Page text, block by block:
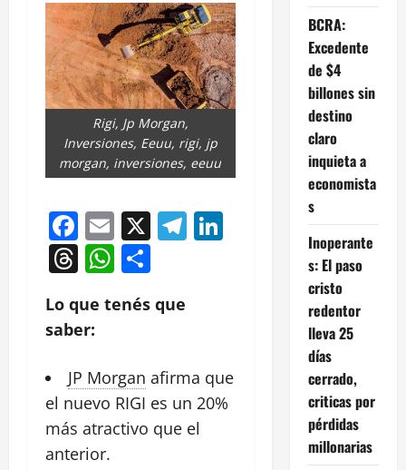
Rigi, Jp Morgan,
Inversiones, Eeuu, rigi, jp
morgan, inversiones, eeuu
Facebook
Email
X Telegram
LinkedIn
Threads
WhatsApp
Lo que tenés que
saber:
JP Morgan afirma que
el nuevo RIGI es un 20%
más atractivo que el
anterior.
BCRA:
Excedente
de $4
billones sin
destino
claro
inquieta a
economista
s
Inoperante
s: El paso
cristo
redentor
lleva 25
días
cerrado,
criticas por
pérdidas
millonarias